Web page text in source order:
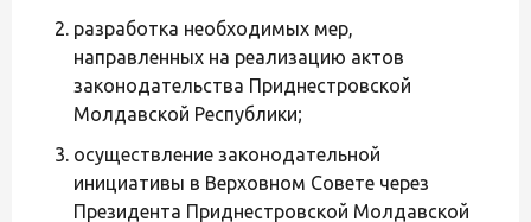
разработка необходимых мер,
направленных на реализацию актов
законодательства Приднестровской
Молдавской Республики;
осуществление законодательной
инициативы в Верховном Совете через
Президента Приднестровской Молдавской